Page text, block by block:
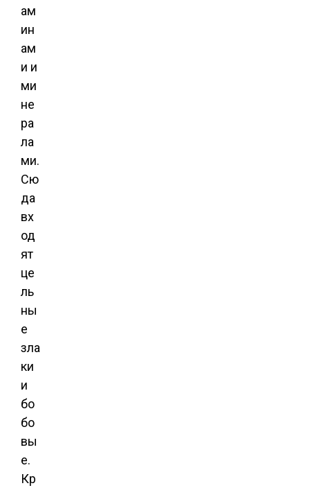
ам
ин
ам
и и
ми
не
ра
ла
ми.
Сю
да
вх
од
ят
це
ль
ны
е
зла
ки
и
бо
бо
вы
е.
Кр